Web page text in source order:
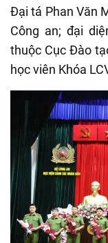
Đại tá Phan Văn
Công an; đại
thuộc Cục Đào
học viên Khóa